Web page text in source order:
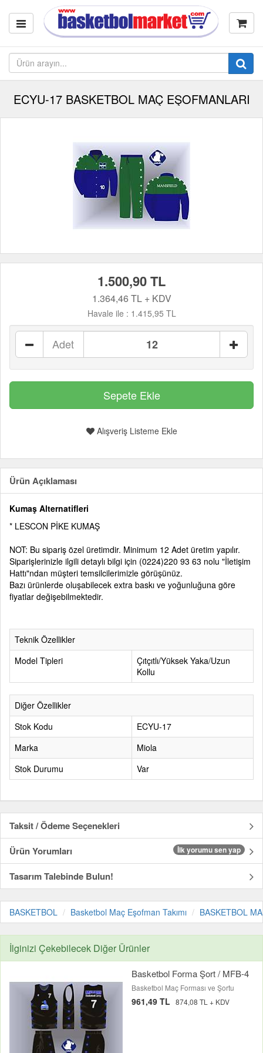
ECYU-17 BASKETBOL MAÇ EŞOFMANLARI
1.500,90 TL
1.364,46 TL + KDV
Havale ile : 1.415,95 TL
Adet
Alışveriş Listeme Ekle
Ürün Açıklaması
Kumaş Alternatifleri
* LESCON PİKE KUMAŞ
NOT: Bu sipariş özel üretimdir. Minimum 12 Adet üretim yapılır.
Siparişlerinizle ilgili detaylı bilgi için (0224)220 93 63 nolu "İletişim
Hattı"ndan müşteri temsilcilerimizle görüşünüz.
Bazı ürünlerde oluşabilecek extra baskı ve yoğunluğuna göre
fiyatlar değişebilmektedir.
Teknik Özellikler
Model Tipleri
Çıtçıtlı/Yüksek Yaka/Uzun
Kollu
Diğer Özellikler
Stok Kodu
ECYU-17
Marka
Miola
Stok Durumu
Var
Taksit / Ödeme Seçenekleri
Ürün Yorumları
İlk yorumu sen yap
Tasarım Talebinde Bulun!
BASKETBOL Basketbol Maç Eşofman Takımı BASKETBOL
İlginizi Çekebilecek Diğer Ürünler
Basketbol Forma Şort / MFB-4
Basketbol Maç Forması ve Şortu
961,49 TL 874,08 TL + KDV